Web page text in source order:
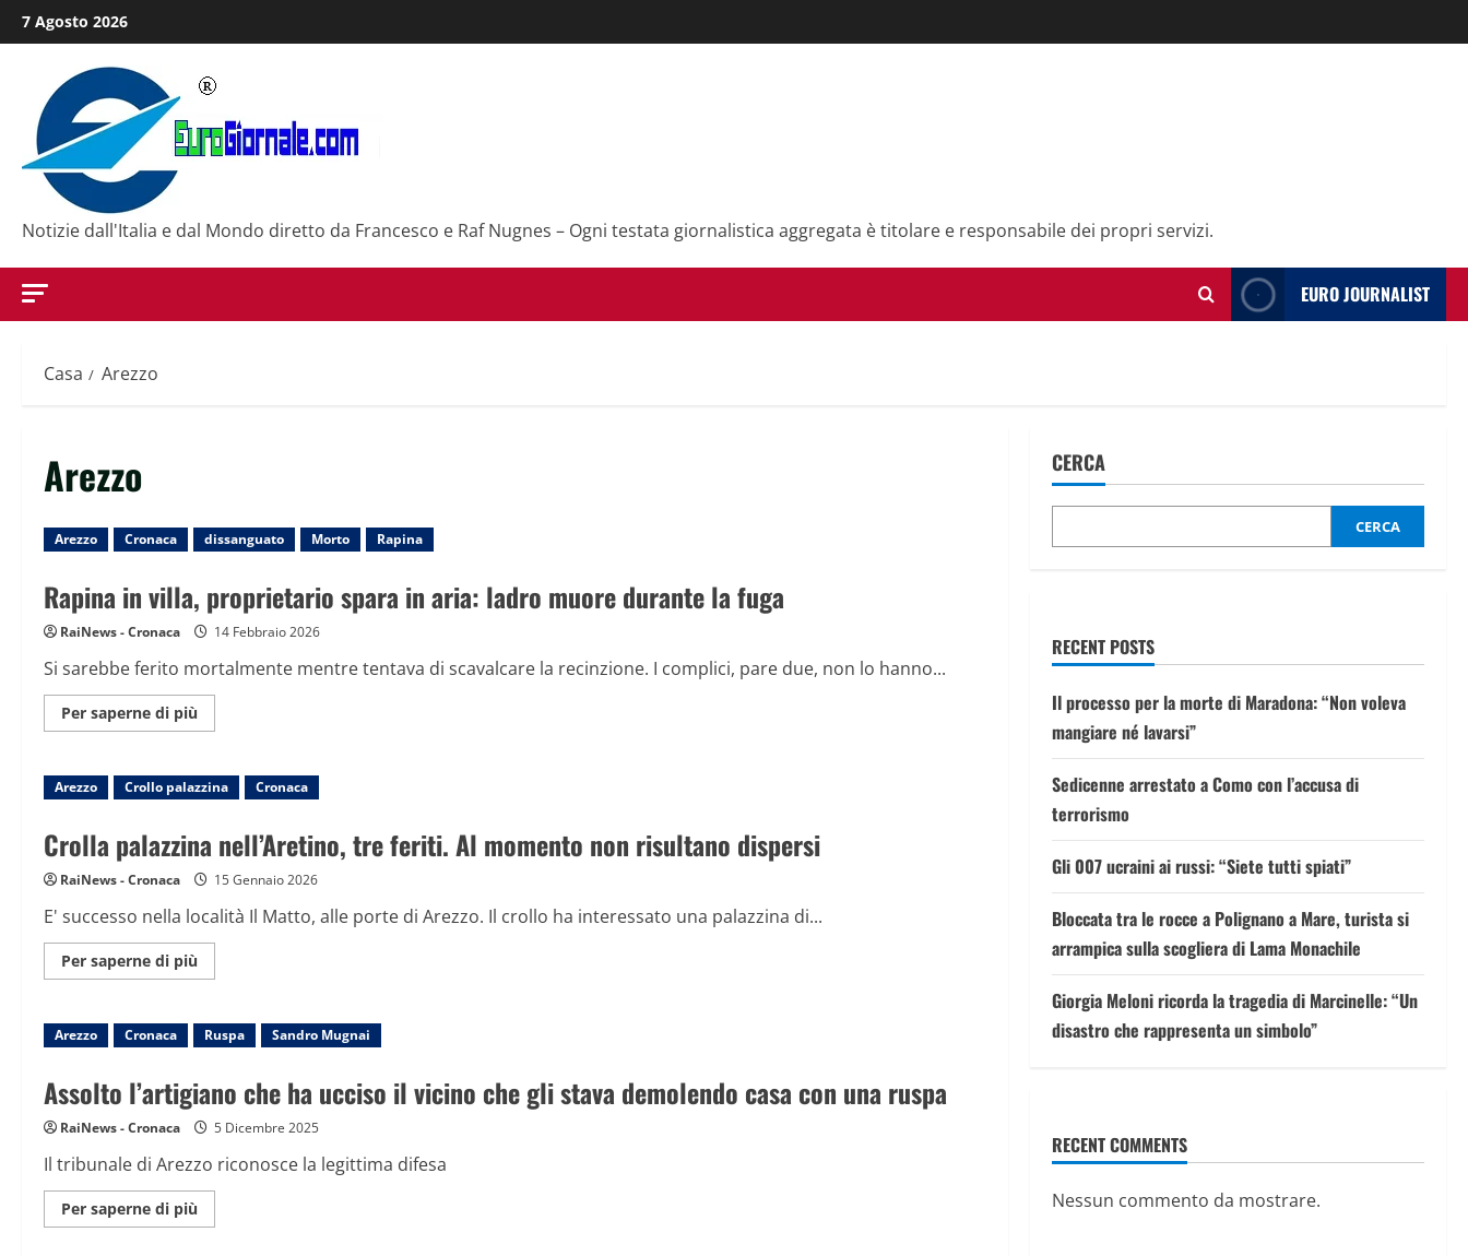
Salta
al
contenuto
7 Agosto 2026
Notizie dall'Italia e dal Mondo diretto da Francesco e Raf Nugnes – Ogni testata giornalistica aggregata è titolare e responsabile dei propri servizi.
EURO JOURNALIST
Casa Arezzo
Arezzo
Arezzo Cronaca dissanguato Morto Rapina
Rapina in villa, proprietario spara in aria: ladro muore durante la fuga
RaiNews - Cronaca 14 Febbraio 2026
Si sarebbe ferito mortalmente mentre tentava di scavalcare la recinzione. I complici, pare due, non lo hanno...
Per saperne di più
informazioni
in
villa,
proprietario
aria:
ladro
muore
la
fuga
Arezzo Crollo palazzina Cronaca
Crolla palazzina nell’Aretino, tre feriti. Al momento non risultano dispersi
RaiNews - Cronaca 15 Gennaio 2026
E' successo nella località Il Matto, alle porte di Arezzo. Il crollo ha interessato una palazzina di...
Per saperne di più
informazioni
palazzina
nell’Aretino,
tre
Al
momento
non
risultano
Arezzo Cronaca Ruspa Sandro Mugnai
Assolto l’artigiano che ha ucciso il vicino che gli stava demolendo casa con una ruspa
RaiNews - Cronaca 5 Dicembre 2025
Il tribunale di Arezzo riconosce la legittima difesa
Per saperne di più
informazioni
CERCA
CERCA
RECENT POSTS
Il processo per la morte di Maradona: “Non voleva
mangiare né lavarsi”
Sedicenne arrestato a Como con l’accusa di
terrorismo
Gli 007 ucraini ai russi: “Siete tutti spiati”
Bloccata tra le rocce a Polignano a Mare, turista si
arrampica sulla scogliera di Lama Monachile
Giorgia Meloni ricorda la tragedia di Marcinelle: “Un
disastro che rappresenta un simbolo”
RECENT COMMENTS
Nessun commento da mostrare.